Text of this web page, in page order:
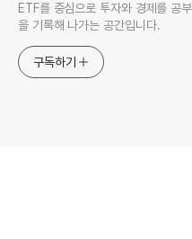
ETF를 중심으로 투자와 경제를 공
을 기록해 나가는 공간입니다.
구독하기